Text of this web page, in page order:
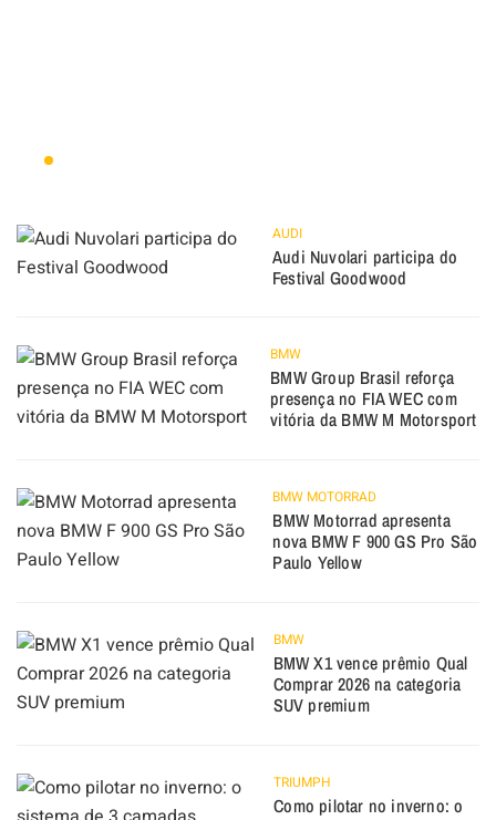
AUDI
Audi Nuvolari participa do
Festival Goodwood
BMW
BMW Group Brasil reforça
presença no FIA WEC com
vitória da BMW M Motorsport
BMW MOTORRAD
BMW Motorrad apresenta
nova BMW F 900 GS Pro São
Paulo Yellow
BMW
BMW X1 vence prêmio Qual
Comprar 2026 na categoria
SUV premium
TRIUMPH
Como pilotar no inverno: o